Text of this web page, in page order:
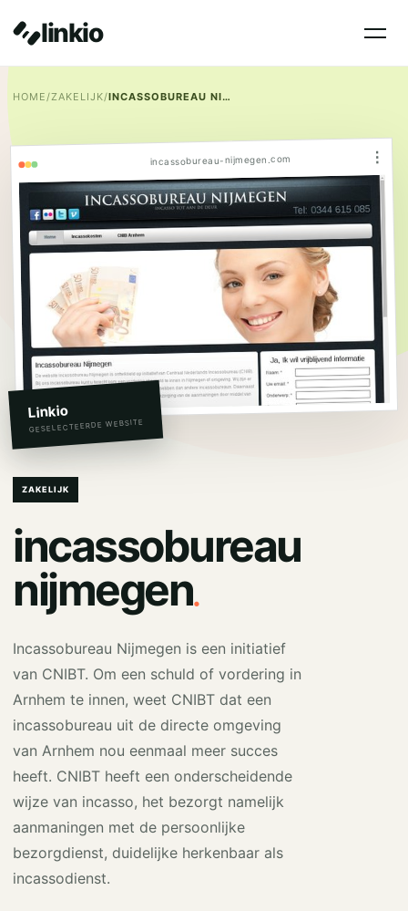
linkio
HOME/ZAKELIJK/ INCASSOBUREAU NIJMEGEN
incassobureau-nijmegen.com ⋮
Linkio
GESELECTEERDE WEBSITE
ZAKELIJK
incassobureau
nijmegen.
Incassobureau Nijmegen is een initiatief
van CNIBT. Om een schuld of vordering in
Arnhem te innen, weet CNIBT dat een
incassobureau uit de directe omgeving
van Arnhem nou eenmaal meer succes
heeft. CNIBT heeft een onderscheidende
wijze van incasso, het bezorgt namelijk
aanmaningen met de persoonlijke
bezorgdienst, duidelijke herkenbaar als
incassodienst.